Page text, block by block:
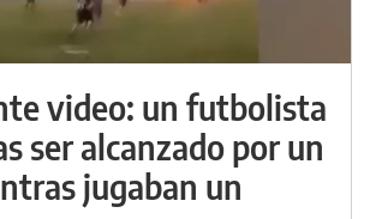
video: un futbolista
ser alcanzado por un
jugaban un